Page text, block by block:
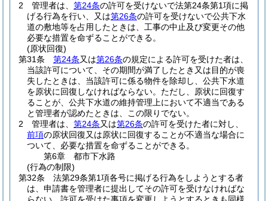
2
管理者は、 第24条の許可を受けないで法第24条第1項に掲
げる行為を行い、又は第26条の許可を受けないで公共下水
道の敷地等を占用したときは、工事の中止及び変更その他
必要な措置を命ずることができる。
(原状回復)
第31条
第24条又は第26条の規定による許可を受けた者は、
当該許可について、その期間が満了したとき又は目的が喪
失したときは、当該許可に係る物件を除却し、公共下水道
を原状に回復しなければならない。 ただし、原状に回復す
ることが、公共下水道の維持管理上において不適当である
と管理者が認めたときは、この限りでない。
2
管理者は、 第24条又は第26条の許可を受けた者に対し、
前項の原状回復又は原状に回復することが不適当な場合に
ついて、必要な措置を命ずることができる。
第6章
都市下水路
(行為の制限)
第32条
法第29条第1項各号に掲げる行為をしようとする者
は、申請書を管理者に提出してその許可を受けなければな